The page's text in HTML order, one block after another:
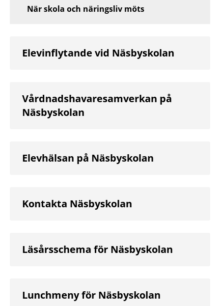
När skola och näringsliv möts
Elevinflytande vid Näsbyskolan
Vårdnadshavaresamverkan på
Näsbyskolan
Elevhälsan på Näsbyskolan
Kontakta Näsbyskolan
Läsårsschema för Näsbyskolan
Lunchmeny för Näsbyskolan